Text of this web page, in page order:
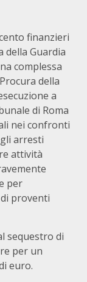
finanzieri
della Guardia
complessa
della
a
di Roma
nei confronti
arresti
attività
per
proventi
sequestro di
per un
euro.